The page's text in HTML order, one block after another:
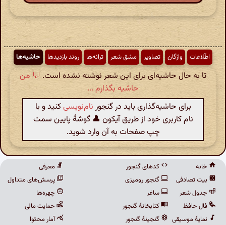
اطّلاعات واژگان تصاویر مشق شعر ترانه‌ها روند بازدیدها حاشیه‌ها
تا به حال حاشیه‌ای برای این شعر نوشته نشده است. 💬 من
حاشیه بگذارم ...
برای حاشیه‌گذاری باید در گنجور نام‌نویسیکنید و با
نام کاربری خود از طریق آیکون 👤 گوشهٔ پایین سمت
چپ صفحات به آن وارد شوید.
خانه
بیت تصادفی
جدول شعر
فال حافظ
نمایهٔ موسیقی
کدهای گنجور
گنجور رومیزی
ساغر
کتابخانهٔ گنجور
گنجینهٔ گنجور
معرفی
پرسش‌های متداول
چهره‌ها
حمایت مالی
آمار محتوا